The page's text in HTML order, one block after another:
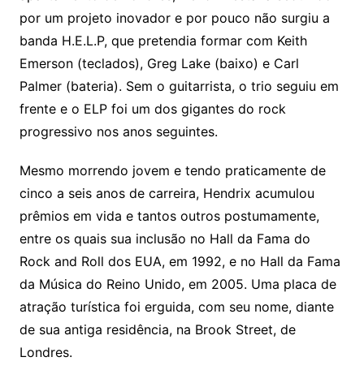
por um projeto inovador e por pouco não surgiu a
banda H.E.L.P, que pretendia formar com Keith
Emerson (teclados), Greg Lake (baixo) e Carl
Palmer (bateria). Sem o guitarrista, o trio seguiu em
frente e o ELP foi um dos gigantes do rock
progressivo nos anos seguintes.
Mesmo morrendo jovem e tendo praticamente de
cinco a seis anos de carreira, Hendrix acumulou
prêmios em vida e tantos outros postumamente,
entre os quais sua inclusão no Hall da Fama do
Rock and Roll dos EUA, em 1992, e no Hall da Fama
da Música do Reino Unido, em 2005. Uma placa de
atração turística foi erguida, com seu nome, diante
de sua antiga residência, na Brook Street, de
Londres.